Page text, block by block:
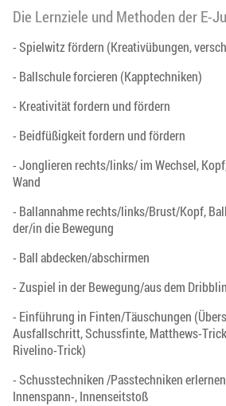
Die Lernziele und Methoden der E-
- Spielwitz fördern (Kreativübungen,
- Ballschule forcieren (Kapptechniken)
- Kreativität fordern und fördern
- Beidfüßigkeit fordern und fördern
- Jonglieren rechts/links/ im Wechsel,
Wand
- Ballannahme rechts/links/Brust/Kopf,
der/in die Bewegung
- Ball abdecken/abschirmen
- Zuspiel in der Bewegung/aus dem
- Einführung in Finten/Täuschungen
Ausfallschritt, Schussfinte, Matthews-
Rivelino-Trick)
- Schusstechniken /Passtechniken
Innenspann-, Innenseitstoß